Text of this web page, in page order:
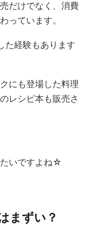
だけでなく、消費
っています。
た経験もあります
にも登場した料理
レシピ本も販売さ
たいですよね☆
まずい？